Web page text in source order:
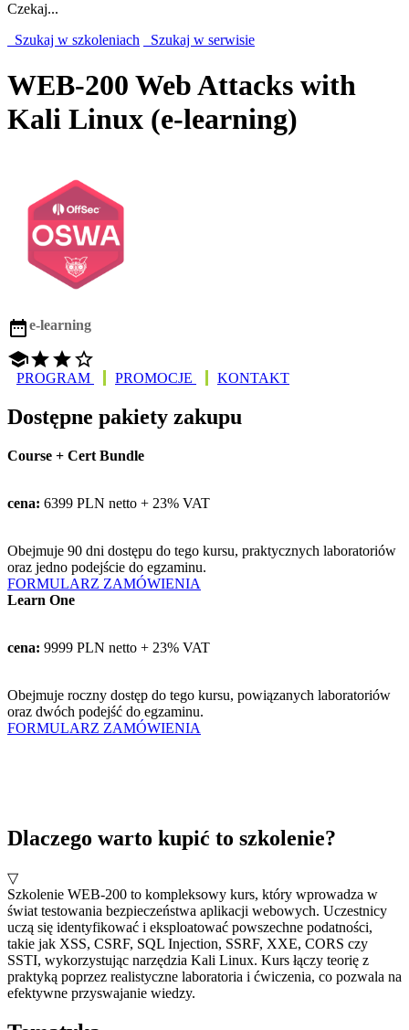
Czekaj...
Szukaj w szkoleniach
Szukaj w serwisie
WEB-200 Web Attacks with
Kali Linux (e-learning)
e-learning

PROGRAM PROMOCJE KONTAKT
Dostępne pakiety zakupu
Course + Cert Bundle
cena: 6399 PLN netto + 23% VAT
Obejmuje 90 dni dostępu do tego kursu, praktycznych laboratoriów
oraz jedno podejście do egzaminu.
FORMULARZ ZAMÓWIENIA
Learn One
cena: 9999 PLN netto + 23% VAT
Obejmuje roczny dostęp do tego kursu, powiązanych laboratoriów
oraz dwóch podejść do egzaminu.
FORMULARZ ZAMÓWIENIA
Dlaczego warto kupić to szkolenie?
▽
Szkolenie WEB-200 to kompleksowy kurs, który wprowadza w
świat testowania bezpieczeństwa aplikacji webowych. Uczestnicy
uczą się identyfikować i eksploatować powszechne podatności,
takie jak XSS, CSRF, SQL Injection, SSRF, XXE, CORS czy
SSTI, wykorzystując narzędzia Kali Linux. Kurs łączy teorię z
praktyką poprzez realistyczne laboratoria i ćwiczenia, co pozwala na
efektywne przyswajanie wiedzy.